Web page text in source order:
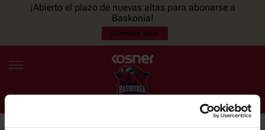
¡Abierto el plazo de nuevas altas para abonarse a
Baskonia!
¡Abónate aquí!